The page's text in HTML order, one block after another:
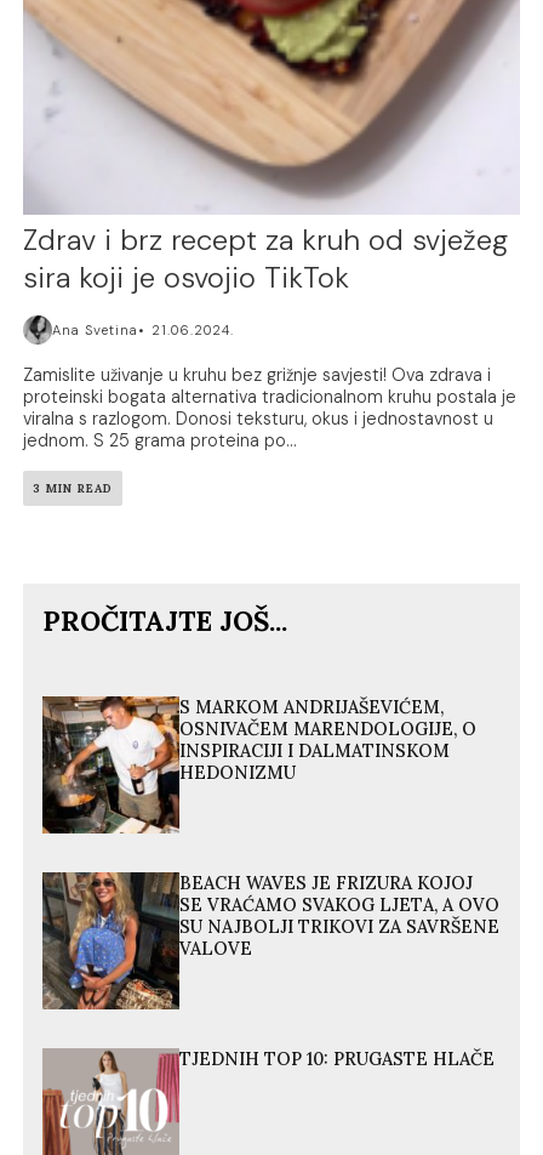
Zdrav i brz recept za kruh od svježeg
sira koji je osvojio TikTok
Ana Svetina 21.06.2024.
Zamislite uživanje u kruhu bez grižnje savjesti! Ova zdrava i
proteinski bogata alternativa tradicionalnom kruhu postala je
viralna s razlogom. Donosi teksturu, okus i jednostavnost u
jednom. S 25 grama proteina po...
3 MIN READ
PROČITAJTE JOŠ...
S MARKOM ANDRIJAŠEVIĆEM,
OSNIVAČEM MARENDOLOGIJE, O
INSPIRACIJI I DALMATINSKOM
HEDONIZMU
BEACH WAVES JE FRIZURA KOJOJ
SE VRAĆAMO SVAKOG LJETA, A OVO
SU NAJBOLJI TRIKOVI ZA SAVRŠENE
VALOVE
TJEDNIH TOP 10: PRUGASTE HLAČE